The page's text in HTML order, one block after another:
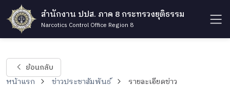
สำนักงาน ปปส. ภาค 8 กระทรวงยุติธรรม
Narcotics Control Office Region 8
ย้อนกลับ
หน้าแรก ข่าวประชาสัมพันธ์ รายละเอียดข่าว